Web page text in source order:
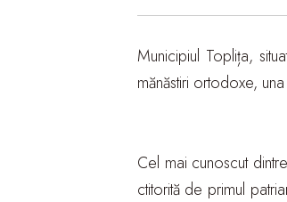
Municipiul Toplița,
mănăstiri ortodoxe,
Cel mai cunoscut
ctitorită de primul